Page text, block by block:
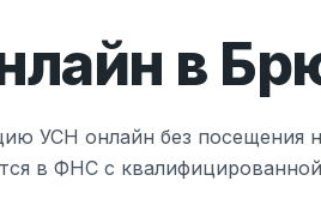
в
УСН онлайн без посещения
в ФНС с